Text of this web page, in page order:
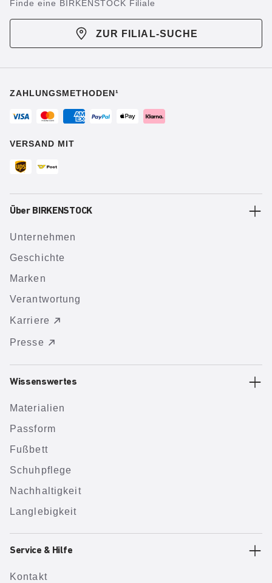
Finde eine BIRKENSTOCK Filiale
ZUR FILIAL-SUCHE
ZAHLUNGSMETHODEN¹
VERSAND MIT
Über BIRKENSTOCK
Unternehmen
Geschichte
Marken
Verantwortung
Karriere
Presse
Wissenswertes
Materialien
Passform
Fußbett
Schuhpflege
Nachhaltigkeit
Langlebigkeit
Service & Hilfe
Kontakt